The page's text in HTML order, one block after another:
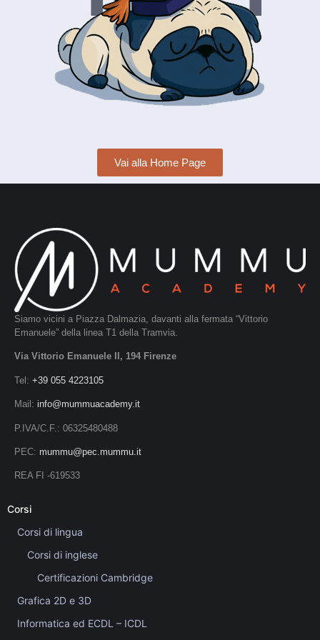
Vai alla Home Page
Siamo vicini a Piazza Dalmazia, davanti alla fermata “Vittorio
Emanuele” della linea T1 della Tramvia.
Via Vittorio Emanuele II, 194 Firenze
Tel: +39 055 4223105
Mail: info@mummuacademy.it
P.IVA/C.F.: 06325480488
PEC: mummu@pec.mummu.it
REA FI -619533
Corsi
Corsi di lingua
Corsi di inglese
Certificazioni Cambridge
Grafica 2D e 3D
Informatica ed ECDL – ICDL